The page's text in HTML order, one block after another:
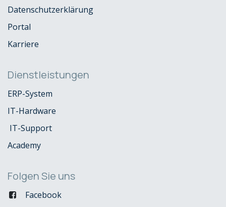
Datenschutzerklärung
Portal
Karriere
Dienstleistungen
ERP-System
IT-Hardware
IT-Support
Academy
Folgen Sie uns
Facebook